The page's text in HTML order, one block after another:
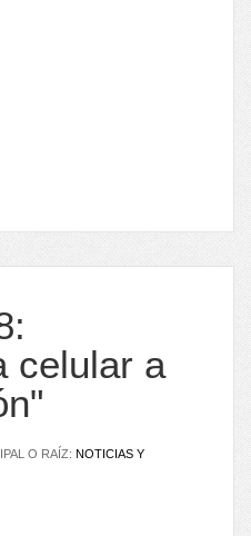
celular a
O RAÍZ: NOTICIAS Y